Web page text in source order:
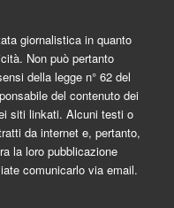
giornalistica in quanto
Non può pertanto
della legge n° 62 del
del contenuto dei
siti linkati. Alcuni testi o
da internet e, pertanto,
la loro pubblicazione
comunicarlo via email.